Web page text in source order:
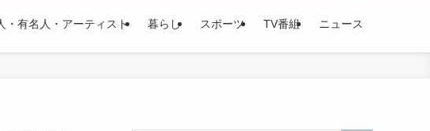
・有名人・アーティスト 暮らし スポーツ TV番組 ニュース